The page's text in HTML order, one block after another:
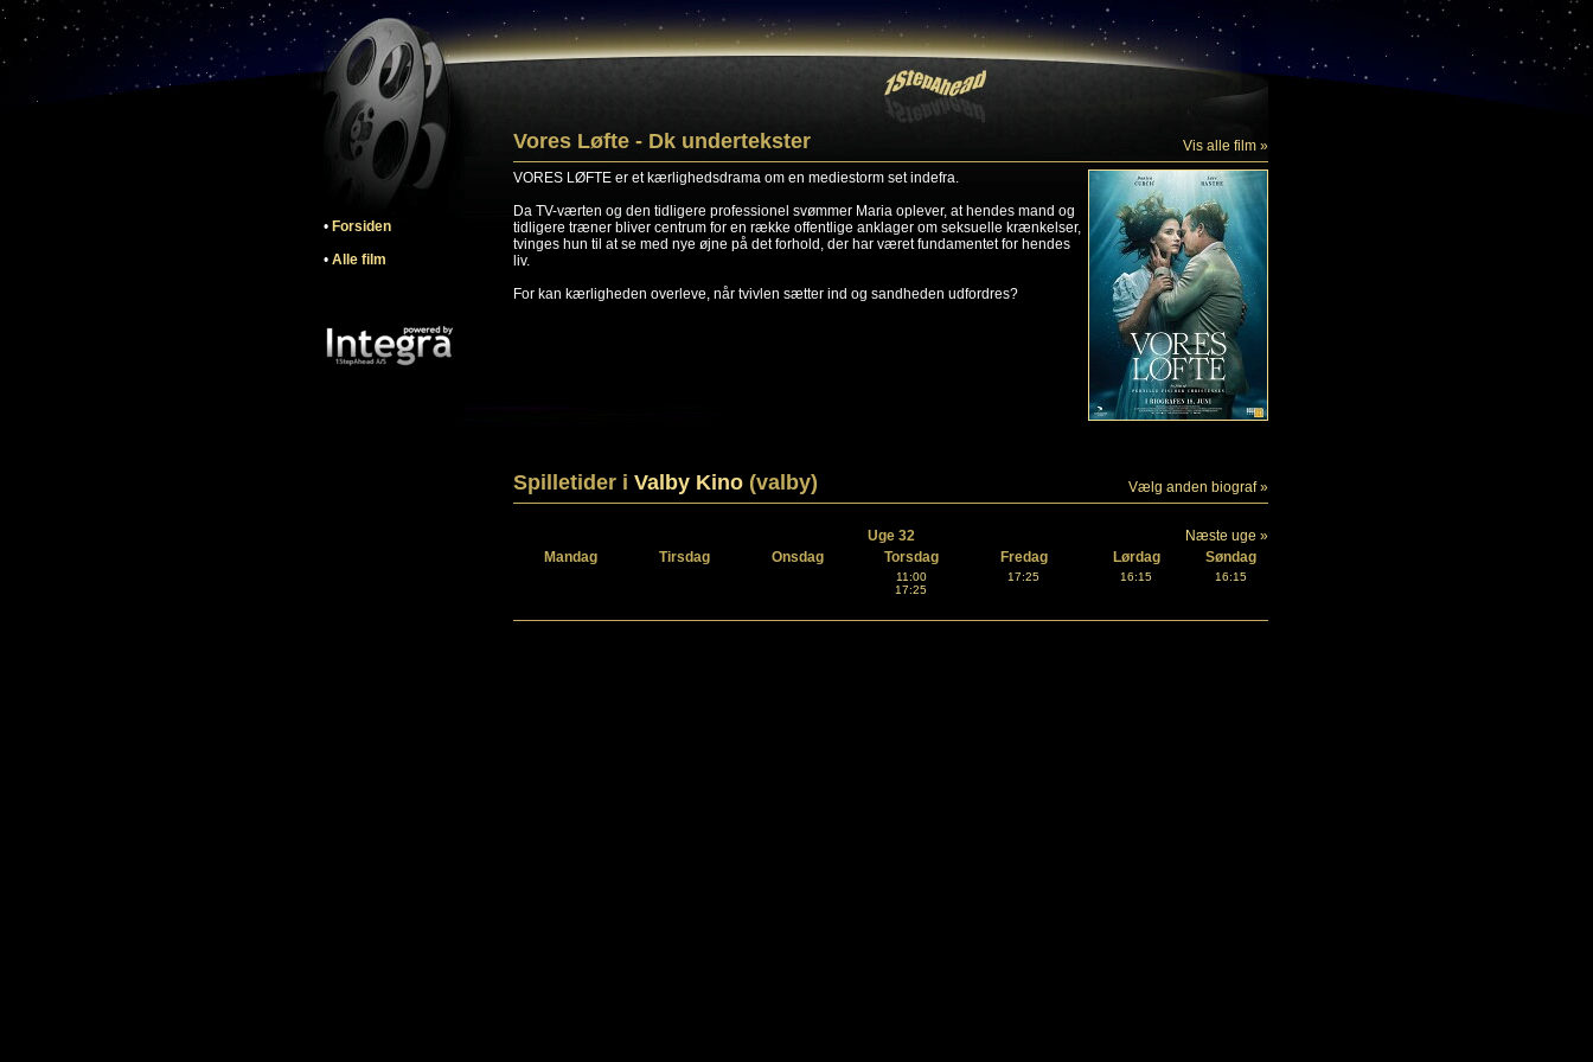
• Forsiden
• Alle film
Vores Løfte - Dk undertekster
Vis alle film »
VORES LØFTE er et kærlighedsdrama om en mediestorm set indefra.
Da TV-værten og den tidligere professionel svømmer Maria oplever, at hendes mand og
tidligere træner bliver centrum for en række offentlige anklager om seksuelle krænkelser,
tvinges hun til at se med nye øjne på det forhold, der har været fundamentet for hendes
liv.
For kan kærligheden overleve, når tvivlen sætter ind og sandheden udfordres?
Spilletider i Valby Kino (valby) Vælg anden biograf »
Uge 32
Næste uge »
Mandag
Tirsdag Onsdag Torsdag Fredag Lørdag Søndag
11:00
17:25
17:25 16:15 16:15